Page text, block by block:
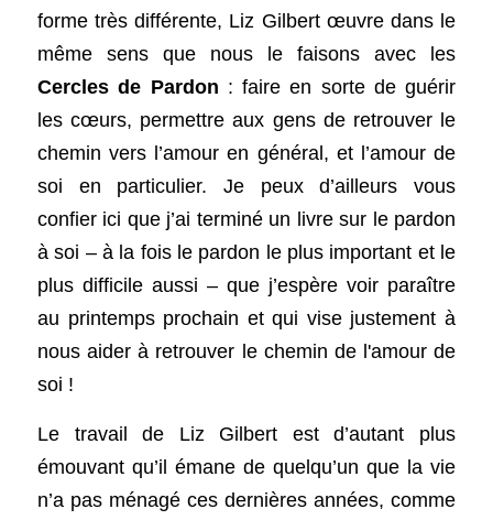
forme très différente, Liz Gilbert œuvre dans le
Cercles de Pardon : faire en sorte de guérir
les cœurs, permettre aux gens de retrouver le
chemin vers l’amour en général, et l’amour de
soi en particulier. Je peux d’ailleurs vous
confier ici que j’ai terminé un livre sur le pardon
à soi – à la fois le pardon le plus important et le
plus difficile aussi – que j’espère voir paraître
au printemps prochain et qui vise justement à
nous aider à retrouver le chemin de l'amour de
soi !
Le travail de Liz Gilbert est d’autant plus
émouvant qu’il émane de quelqu’un que la vie
n’a pas ménagé ces dernières années, comme